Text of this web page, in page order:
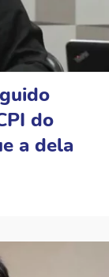
do
a dela